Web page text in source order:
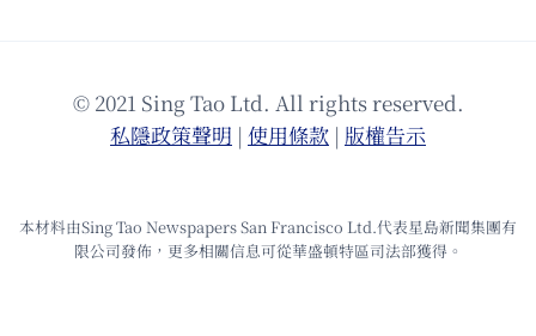
© 2021 Sing Tao Ltd. All rights reserved.
私隱政策聲明 | 使⽤條款 | 版權告⽰
本材料由Sing Tao Newspapers San Francisco Ltd.代表星島新聞集團有
限公司發佈，更多相關信息可從華盛頓特區司法部獲得。